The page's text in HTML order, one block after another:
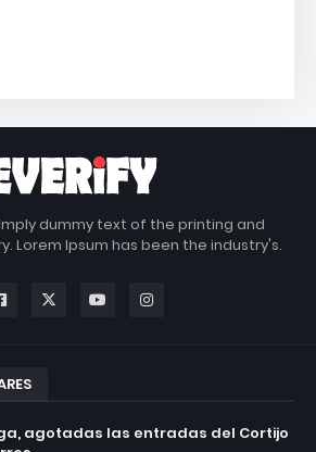
dummy text of the printing and
Lorem Ipsum has been the industry's.
agotadas las entradas del Cortijo